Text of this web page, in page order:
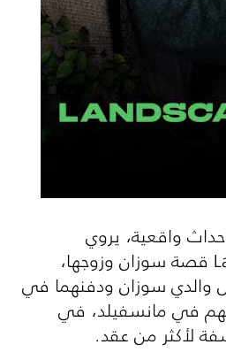
واقعية، يروي
قصة سوزان وزوجها،
والدي سوزان ودفنهما في
في مانسفيلد، في
لأكثر من عقد.